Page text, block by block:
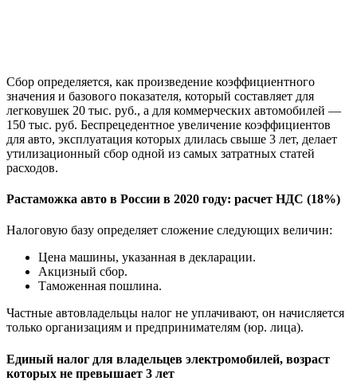
Сбор определяется, как произведение коэффициентного
значения и базового показателя, который составляет для
легковушек 20 тыс. руб., а для коммерческих автомобилей —
150 тыс. руб. Беспрецедентное увеличение коэффициентов
для авто, эксплуатация которых длилась свыше 3 лет, делает
утилизационный сбор одной из самых затратных статей
расходов.
Растаможка авто в России в 2020 году: расчет НДС (18%)
Налоговую базу определяет сложение следующих величин:
Цена машины, указанная в декларации.
Акцизный сбор.
Таможенная пошлина.
Частные автовладельцы налог не уплачивают, он начисляется
только организациям и предпринимателям (юр. лица).
Единый налог для владельцев электромобилей, возраст
которых не превышает 3 лет